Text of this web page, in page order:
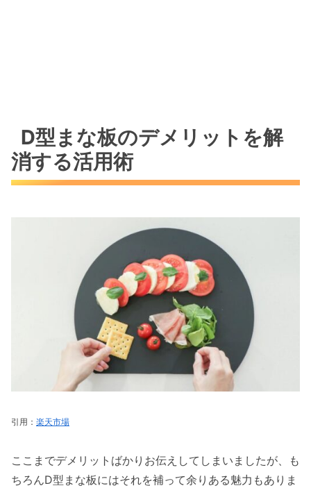
D型まな板のデメリットを解
消する活用術
引用： 楽天市場
ここまでデメリットばかりお伝えしてしまいましたが、も
ちろんD型まな板にはそれを補って余りある魅力もありま